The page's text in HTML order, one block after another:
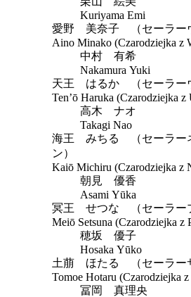
Kuriyama Emi
愛野 美奈子 （セーラー
Aino Minako (Czarodziejka z
中村 有希
Nakamura Yuki
天王 はるか （セーラー
Ten’ō Haruka (Czarodziejka z
高木 ナオ
Takagi Nao
海王 みちる （セーラー
ン）
Kaiō Michiru (Czarodziejka z
朝見 優香
Asami Yūka
冥王 せつな （セーラー
Meiō Setsuna (Czarodziejka z
穂坂 優子
Hosaka Yūko
土萠 ほたる （セーラー
Tomoe Hotaru (Czarodziejka z
冨岡 真理央